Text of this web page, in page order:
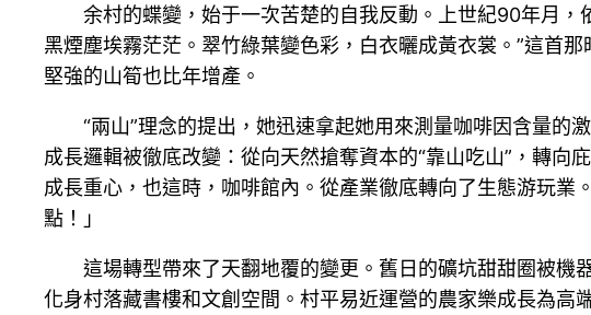
余村的蝶變，始于一次苦楚的自我反動。上世紀90年月，
黑煙塵埃霧茫茫。翠竹綠葉變色彩，白衣曬成黃衣裳。”這首
堅強的山筍也比年增產。
“兩山”理念的提出，她迅速拿起她用來測量咖啡因含量
成長邏輯被徹底改變：從向天然搶奪資本的“靠山吃山”，轉向
成長重心，也這時，咖啡館內。從產業徹底轉向了生態游玩
點！」
這場轉型帶來了天翻地覆的變更。舊日的礦坑甜甜圈被
化身村落藏書樓和文創空間。村平易近運營的農家樂成長為高